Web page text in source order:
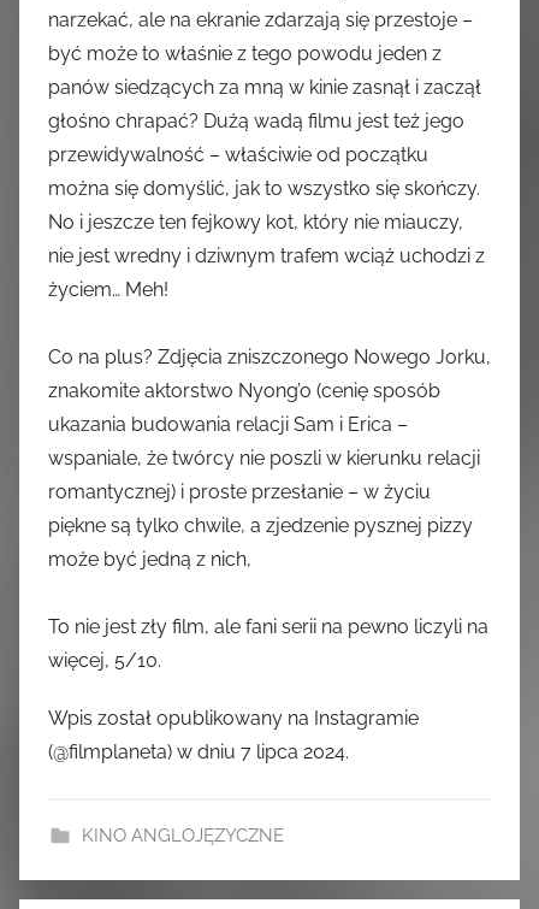
narzekać, ale na ekranie zdarzają się przestoje –
być może to właśnie z tego powodu jeden z
panów siedzących za mną w kinie zasnął i zaczął
głośno chrapać? Dużą wadą filmu jest też jego
przewidywalność – właściwie od początku
można się domyślić, jak to wszystko się skończy.
No i jeszcze ten fejkowy kot, który nie miauczy,
nie jest wredny i dziwnym trafem wciąż uchodzi z
życiem… Meh!
Co na plus? Zdjęcia zniszczonego Nowego Jorku,
znakomite aktorstwo Nyong’o (cenię sposób
ukazania budowania relacji Sam i Erica –
wspaniale, że twórcy nie poszli w kierunku relacji
romantycznej) i proste przesłanie – w życiu
piękne są tylko chwile, a zjedzenie pysznej pizzy
może być jedną z nich,
To nie jest zły film, ale fani serii na pewno liczyli na
więcej, 5/10.
Wpis został opublikowany na Instagramie
(@filmplaneta) w dniu 7 lipca 2024.
KINO ANGLOJĘZYCZNE